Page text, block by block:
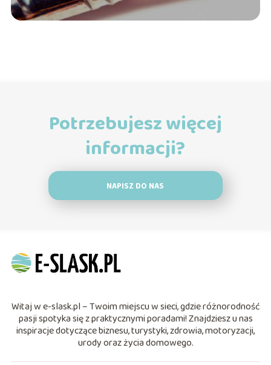
Potrzebujesz więcej
informacji?
NAPISZ DO NAS
Witaj w e-slask.pl – Twoim miejscu w sieci, gdzie różnorodność
pasji spotyka się z praktycznymi poradami! Znajdziesz u nas
inspiracje dotyczące biznesu, turystyki, zdrowia, motoryzacji,
urody oraz życia domowego.